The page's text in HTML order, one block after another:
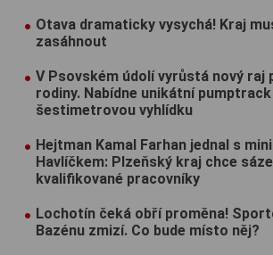
Otava dramaticky vysychá! Kraj
zasáhnout
V Psovském údolí vyrůstá nový raj
rodiny. Nabídne unikátní
šestimetrovou vyhlídku
Hejtman Kamal Farhan jednal s
Havlíčkem: Plzeňský kraj chce
kvalifikované pracovníky
Lochotín čeká obří proměna!
Bazénu zmizí. Co bude místo něj?